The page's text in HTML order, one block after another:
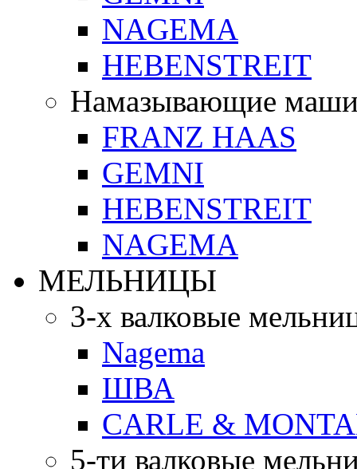
NAGEMA
HEBENSTREIT
Намазывающие
FRANZ HAAS
GEMNI
HEBENSTREIT
NAGEMA
МЕЛЬНИЦЫ
3-х валковые
Nagema
ШВА
CARLE &
5-ти валковые